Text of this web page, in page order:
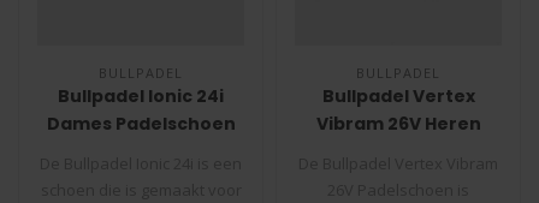
BULLPADEL
Bullpadel Ionic 24i
Dames Padelschoen
BULLPADEL
Bullpadel Vertex
Vibram 26V Heren